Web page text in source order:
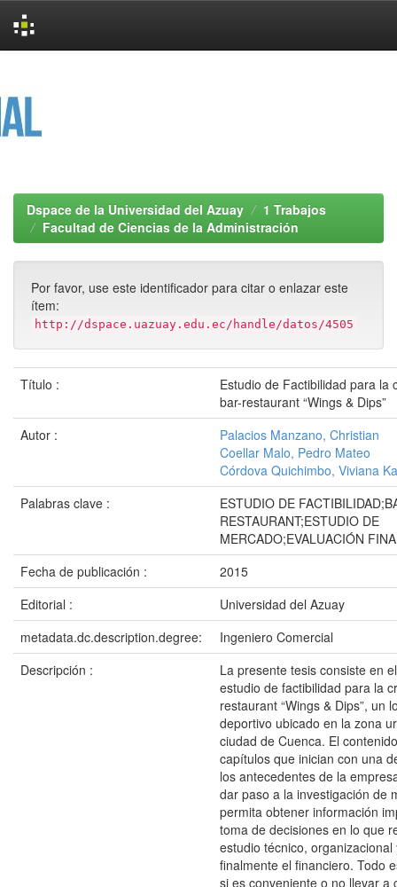
Dspace de la Universidad del Azuay
1 Trabajos
Facultad de Ciencias de la Administración
Por favor, use este identificador para citar o enlazar este
ítem:
http://dspace.uazuay.edu.ec/handle/datos/4505
Título :
Estudio de Factibilidad para la
bar-restaurant “Wings & Dips”
Autor :
Palacios Manzano, Christian
Coellar Malo, Pedro Mateo
Córdova Quichimbo, Viviana
Palabras clave :
ESTUDIO DE
RESTAURANT;ESTUDIO DE
MERCADO;EVALUACIÓN
Fecha de publicación :
2015
Editorial :
Universidad del Azuay
metadata.dc.description.degree:
Ingeniero Comercial
Descripción :
La presente tesis consiste en
estudio de factibilidad para la
restaurant “Wings & Dips”, un
deportivo ubicado en la zona
ciudad de Cuenca. El
capítulos que inician con una
los antecedentes de la
dar paso a la investigación de
permita obtener información
toma de decisiones en lo que
estudio técnico, organizacional
finalmente el financiero. Todo
si es conveniente o no llevar a